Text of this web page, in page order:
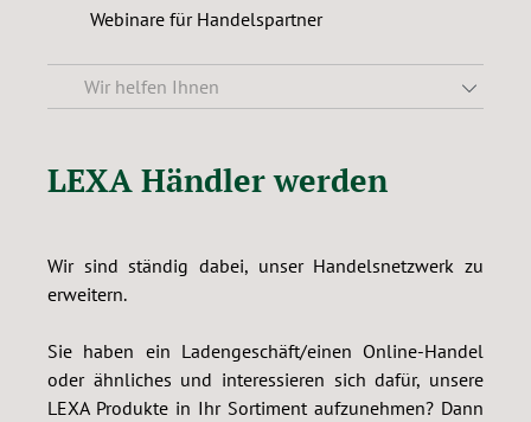
Webinare für Handelspartner
Wir helfen Ihnen
LEXA Händler werden
Wir sind ständig dabei, unser Handelsnetzwerk zu
erweitern.
Sie haben ein Ladengeschäft/einen Online-Handel
oder ähnliches und interessieren sich dafür, unsere
LEXA Produkte in Ihr Sortiment aufzunehmen? Dann